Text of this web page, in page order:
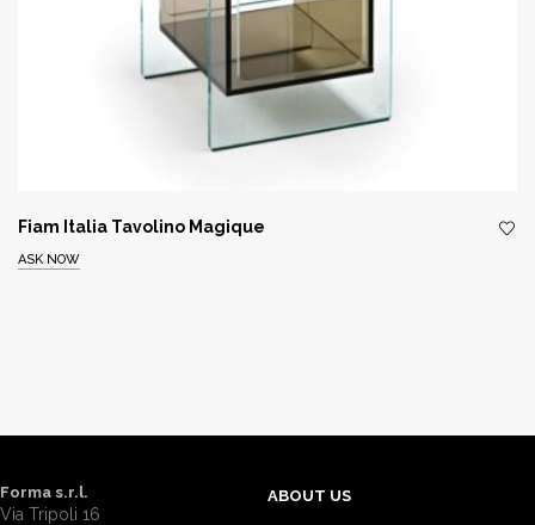
Fiam Italia Tavolino Magique
ASK NOW
Forma s.r.l.
Via Tripoli 16
ABOUT US